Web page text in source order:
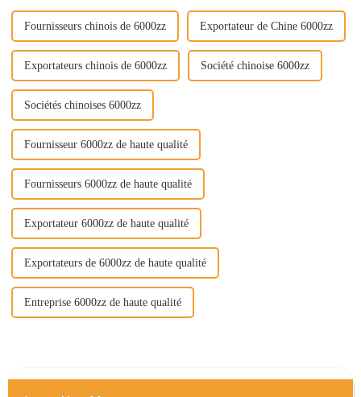
Fournisseurs chinois de 6000zz Exportateur de Chine 6000zz
Exportateurs chinois de 6000zz Société chinoise 6000zz
Sociétés chinoises 6000zz
Fournisseur 6000zz de haute qualité
Fournisseurs 6000zz de haute qualité
Exportateur 6000zz de haute qualité
Exportateurs de 6000zz de haute qualité
Entreprise 6000zz de haute qualité